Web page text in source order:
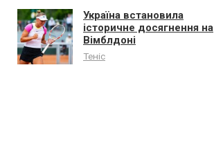
Україна встановила
історичне досягнення на
Вімблдоні
Теніс